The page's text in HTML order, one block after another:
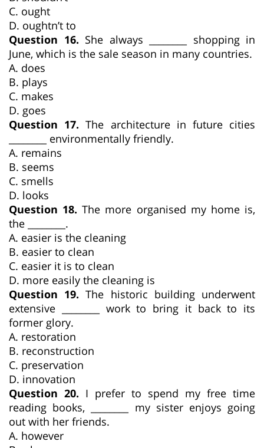
C. ought
D. oughtn’t to
Question 16. She always ________ shopping in
June, which is the sale season in many countries.
A. does
B. plays
C. makes
D. goes
Question 17. The architecture in future cities
________ environmentally friendly.
A. remains
B. seems
C. smells
D. looks
Question 18. The more organised my home is,
the ________.
A. easier is the cleaning
B. easier to clean
C. easier it is to clean
D. more easily the cleaning is
Question 19. The historic building underwent
extensive ________ work to bring it back to its
former glory.
A. restoration
B. reconstruction
C. preservation
D. innovation
Question 20. I prefer to spend my free time
reading books, ________ my sister enjoys going
out with her friends.
A. however